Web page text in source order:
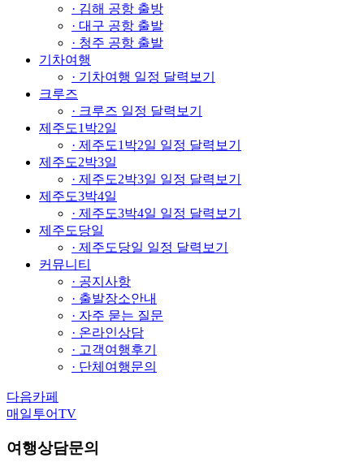
· 김해 공항 출방
· 대구 공항 출발
· 청주 공항 출발
기차여행
· 기차여행 일정 달력보기
크루즈
· 크루즈 일정 달력보기
제주도1박2일
· 제주도1박2일 일정 달력보기
제주도2박3일
· 제주도2박3일 일정 달력보기
제주도3박4일
· 제주도3박4일 일정 달력보기
제주도당일
· 제주도당일 일정 달력보기
커뮤니티
· 공지사항
· 출발장소안내
· 자주 묻는 질문
· 온라인상담
· 고객여행후기
· 단체여행문의
다음카페
매일투어TV
여행상담문의